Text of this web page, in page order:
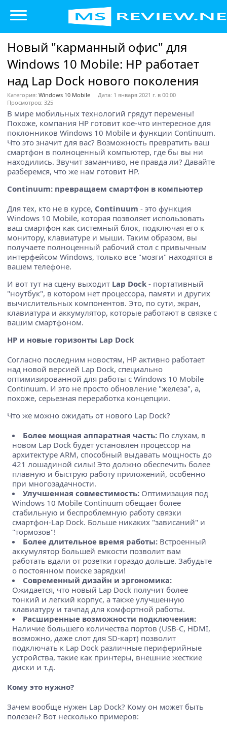
Новый "карманный офис" для
Windows 10 Mobile: HP работает
над Lap Dock нового поколения
Категория: Windows 10 Mobile
Дата: 1 января 2021 г. в 00:00
Просмотров: 325
В мире мобильных технологий грядут перемены!
Похоже, компания HP готовит кое-что интересное для
поклонников Windows 10 Mobile и функции Continuum.
Что это значит для вас? Возможность превратить ваш
смартфон в полноценный компьютер, где бы вы ни
находились. Звучит заманчиво, не правда ли? Давайте
разберемся, что же нам готовит HP.
Continuum: превращаем смартфон в компьютер
Для тех, кто не в курсе, Continuum - это функция
Windows 10 Mobile, которая позволяет использовать
ваш смартфон как системный блок, подключая его к
монитору, клавиатуре и мыши. Таким образом, вы
получаете полноценный рабочий стол с привычным
интерфейсом Windows, только все "мозги" находятся в
вашем телефоне.
И вот тут на сцену выходит Lap Dock - портативный
"ноутбук", в котором нет процессора, памяти и других
вычислительных компонентов. Это, по сути, экран,
клавиатура и аккумулятор, которые работают в связке с
вашим смартфоном.
HP и новые горизонты Lap Dock
Согласно последним новостям, HP активно работает
над новой версией Lap Dock, специально
оптимизированной для работы с Windows 10 Mobile
Continuum. И это не просто обновление "железа", а,
похоже, серьезная переработка концепции.
Что же можно ожидать от нового Lap Dock?
Более мощная аппаратная часть: По слухам, в
новом Lap Dock будет установлен процессор на
архитектуре ARM, способный выдавать мощность до
421 лошадиной силы! Это должно обеспечить более
плавную и быструю работу приложений, особенно
при многозадачности.
Улучшенная совместимость: Оптимизация под
Windows 10 Mobile Continuum обещает более
стабильную и беспроблемную работу связки
смартфон-Lap Dock. Больше никаких "зависаний" и
"тормозов"!
Более длительное время работы: Встроенный
аккумулятор большей емкости позволит вам
работать вдали от розетки гораздо дольше. Забудьте
о постоянном поиске зарядки!
Современный дизайн и эргономика:
Ожидается, что новый Lap Dock получит более
тонкий и легкий корпус, а также улучшенную
клавиатуру и тачпад для комфортной работы.
Расширенные возможности подключения:
Наличие большего количества портов (USB-C, HDMI,
возможно, даже слот для SD-карт) позволит
подключать к Lap Dock различные периферийные
устройства, такие как принтеры, внешние жесткие
диски и т.д.
Кому это нужно?
Зачем вообще нужен Lap Dock? Кому он может быть
полезен? Вот несколько примеров: